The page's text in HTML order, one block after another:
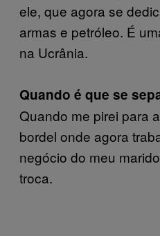
ele, que agora se
armas e petróleo. É
na Ucrânia.
Quando é que se
Quando me pirei para
bordel onde agora
negócio do meu
troca.